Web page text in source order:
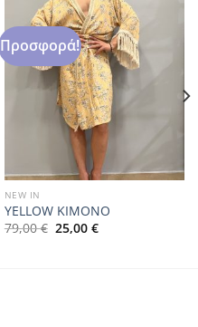
Προσφορά!
NEW IN
YELLOW KIMONO
79,00€ Original
price
25,00 €Η
τρέχουσα